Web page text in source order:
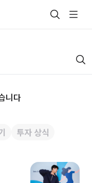
니다
투자 상식